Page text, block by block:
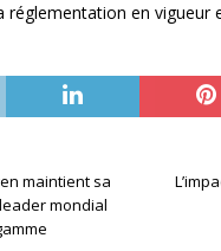
réglementation en
maintient sa
mondial